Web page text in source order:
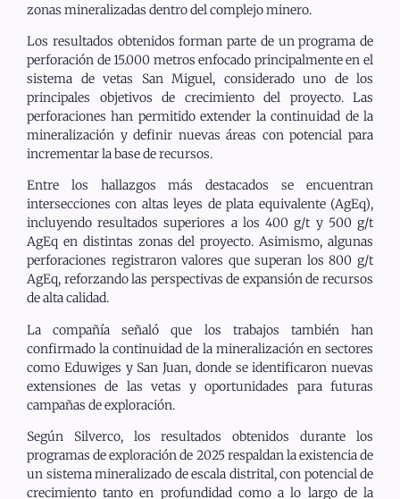
zonas mineralizadas dentro del complejo minero.
Los resultados obtenidos forman parte de un programa de
perforación de 15.000 metros enfocado principalmente en el
sistema de vetas San Miguel, considerado uno de los
principales objetivos de crecimiento del proyecto. Las
perforaciones han permitido extender la continuidad de la
mineralización y definir nuevas áreas con potencial para
incrementar la base de recursos.
Entre los hallazgos más destacados se encuentran
intersecciones con altas leyes de plata equivalente (AgEq),
incluyendo resultados superiores a los 400 g/t y 500 g/t
AgEq en distintas zonas del proyecto. Asimismo, algunas
perforaciones registraron valores que superan los 800 g/t
AgEq, reforzando las perspectivas de expansión de recursos
de alta calidad.
La compañía señaló que los trabajos también han
confirmado la continuidad de la mineralización en sectores
como Eduwiges y San Juan, donde se identificaron nuevas
extensiones de las vetas y oportunidades para futuras
campañas de exploración.
Según Silverco, los resultados obtenidos durante los
programas de exploración de 2025 respaldan la existencia de
un sistema mineralizado de escala distrital, con potencial de
crecimiento tanto en profundidad como a lo largo de la